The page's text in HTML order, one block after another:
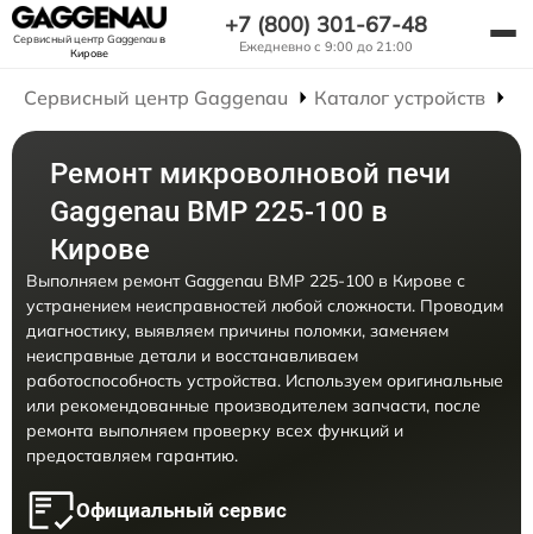
Сервисный центр Gaggenauв
Кирове
+7 (800) 301-67-48
Ежедневно с 9:00 до 21:00
Сервисный центр Gaggenau Каталог устройств
Ремонт микроволновой печи
Gaggenau BMP 225-100 в
Кирове
Выполняем ремонт Gaggenau BMP 225-100 в Кирове с
устранением неисправностей любой сложности. Проводим
диагностику, выявляем причины поломки, заменяем
неисправные детали и восстанавливаем
работоспособность устройства. Используем оригинальные
или рекомендованные производителем запчасти, после
ремонта выполняем проверку всех функций и
предоставляем гарантию.
Официальный сервис